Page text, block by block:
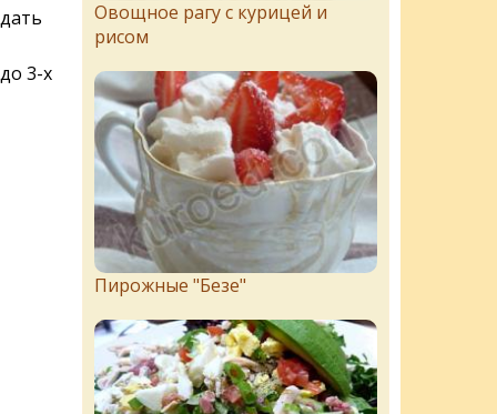
3-х
Овощное рагу с курицей и
рисом
Пирожныe "Бeзe"